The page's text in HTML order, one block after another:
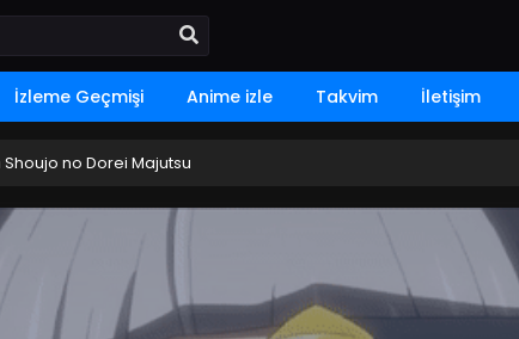
İzleme Geçmişi Anime izle Takvim İletişim
no Dorei Majutsu